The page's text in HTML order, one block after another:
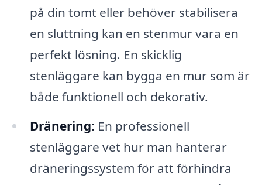
på din tomt eller behöver stabilisera
en sluttning kan en stenmur vara en
perfekt lösning. En skicklig
stenläggare kan bygga en mur som är
både funktionell och dekorativ.
Dränering: En professionell
stenläggare vet hur man hanterar
dräneringssystem för att förhindra